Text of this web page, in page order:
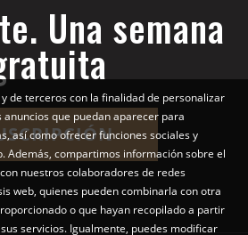
Una semana
de terceros con la finalidad de personalizar
que puedan aparecer para
así como ofrecer funciones sociales y
Además, compartimos información sobre el
nuestros colaboradores de redes
web, quienes pueden combinarla con otra
o que hayan recopilado a partir
servicios. Igualmente, puedes modificar